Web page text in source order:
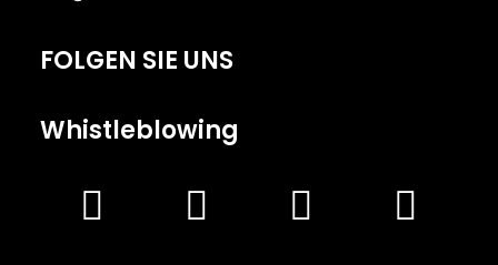
FOLGEN SIE UNS
Whistleblowing